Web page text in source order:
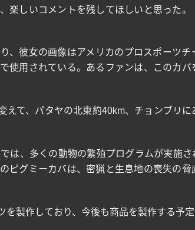
楽しいコメントを残してほしいと思った。
、彼女の画像はアメリカのプロスポーツチ
使用されている。あるファンは、このカ
えて、パタヤの北東約40km、チョンブリに
は、多くの動物の繁殖プログラムが実施
ピグミーカバは、密猟と生息地の喪失の
製作しており、今後も商品を製作する予定